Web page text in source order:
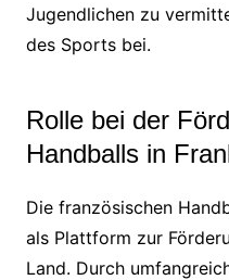
Jugendlichen zu
des Sports bei.
Rolle bei der
Handballs in
Die französischen
als Plattform zur
Land. Durch